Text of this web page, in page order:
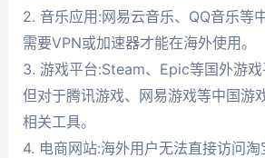
2. 音乐应用:网易云音乐、QQ音乐等
需要VPN或加速器才能在海外使用。
3. 游戏平台:Steam、Epic等国外游
但对于腾讯游戏、网易游戏等中国游
相关工具。
4. 电商网站:海外用户无法直接访问